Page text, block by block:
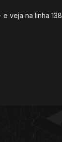
login.lua:6>
veja na linha 138